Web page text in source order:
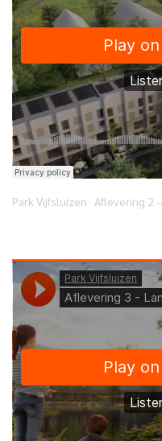
Park Vijfsluizen · Aflevering 2 –